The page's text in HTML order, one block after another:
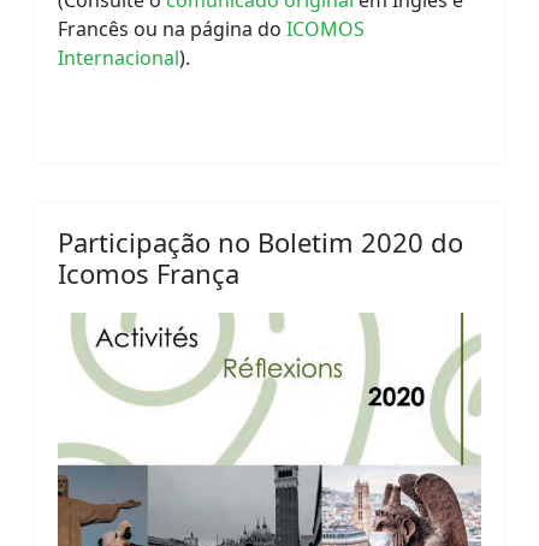
Francês ou na página do ICOMOS
Internacional).
Participação no Boletim 2020 do
Icomos França